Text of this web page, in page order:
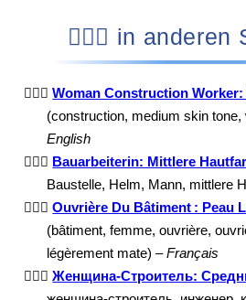
👷🏽‍♀️ in
👷🏽‍♀️ Woman Construction
(construction, medium skin
English
👷🏽‍♀️ Bauarbeiterin: Mittlere
Baustelle, Helm, Mann, mittlere
👷🏽‍♀️ Ouvrière Du Bâtiment : Peau
(bâtiment, femme, ouvrière,
légèrement mate) –Français
👷🏽‍♀️ Женщина-Строитель: